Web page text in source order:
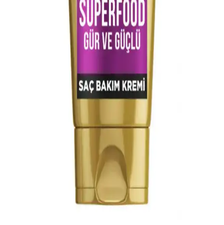
Kaminomoto Super Strength Hair Serum Gold: Saç
Sağlığı ve Kullanıcı Yorumları İncelemesi
Kaminomoto Super Strength Hair Serum Gold, saç dökülmesini
azaltma ve saç sağlığını iyileştirme amacıyla kullanılan bir serumdur.
Kullanıcı deneyimleri olumlu ve olumsuz görüşler içermektedir.
Yeni Piercinglerde Bebek Tüylerinin Kontrolü ve
Bakım Yöntemleri
Yeni piercinglerde bebek tüylerinin piercinglere takılması ağrı ve
rahatsızlık yaratabilir. Jel, saç spreyi, tokalar ve hassas bakım
ürünleriyle tüylerin kontrolü sağlanabilir, piercinglerin zarar görmesi
Saç Bakımında Güçlü Formüller ve Aktif İçeriklerin
Saç bakımında güçlü formüller ve aktif içeriklerin önemi, içerik
yapısı ve kullanım önerileriyle saç sağlığını koruma ve güçlendirme